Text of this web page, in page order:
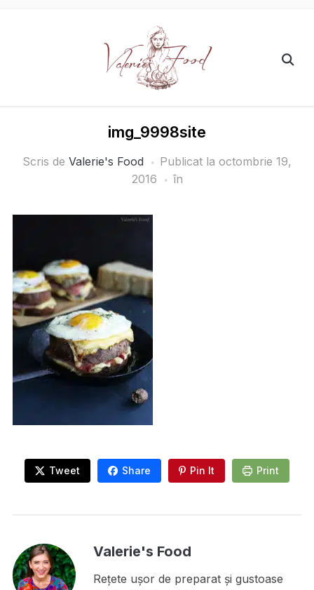
img_9998site
Scris de Valerie's Food Publicat la octombrie 19,
2016
în
Tweet Share Pin It Print
Valerie's Food
Rețete ușor de preparat și gustoase